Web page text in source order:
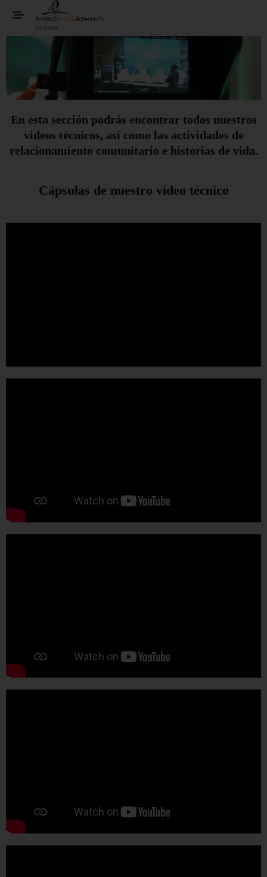
En esta sección podrás encontrar todos nuestros
videos técnicos, así como las actividades de
relacionamiento comunitario e historias de vida.
Cápsulas de nuestro video técnico